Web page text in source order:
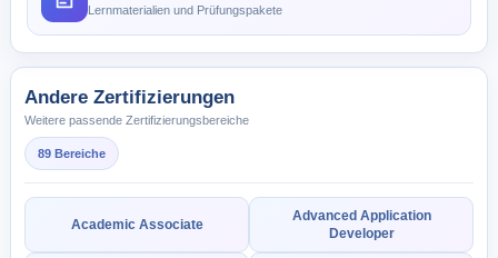
Lernmaterialien und Prüfungspakete
Andere Zertifizierungen
Weitere passende Zertifizierungsbereiche
89 Bereiche
Academic Associate
Advanced Application
Developer